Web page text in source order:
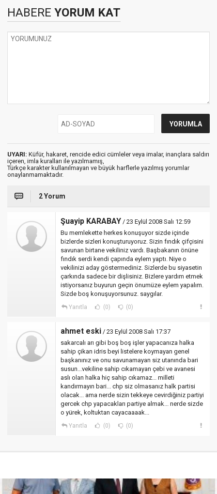
HABERE YORUM KAT
UYARI: Küfür, hakaret, rencide edici cümleler veya imalar, inançlara saldırı
içeren, imla kuralları ile yazılmamış,
Türkçe karakter kullanılmayan ve büyük harflerle yazılmış yorumlar
onaylanmamaktadır.
2 Yorum
Şuayip KARABAY / 23 Eylül 2008 Salı 12:59
Bu memlekette herkes konuşuyor sizde içinde
bizlerde sizleri konuşturuyoruz. Sizin fındık çifçisini
savunan birtane vekiliniz vardı. Başbakanın önüne
fındık serdi kendi çapında eylem yaptı. Niye o
vekilinizi aday göstermediniz. Sizlerde bu siyasetin
çarkında sadece bir dişlisiniz. Bizlere yardım etmek
istiyorsanız buyurun geçin önumüze eylem yapalım.
Sizde boş konuşuyorsunuz. saygılar.
Yanıtla (0) (0)
ahmet eski / 23 Eylül 2008 Salı 17:37
sakarcalı arı gibi boş boş işler yapacanıza halka
sahip çikan idris beyi listelere koymayan genel
başkanınız ve onu savunamayan siz utanında bari
susun...vekiline sahip cıkamayan çebi ve avanesi
aslı olan halka hiç sahip cıkamaz... milleti
kandırmayın bari... chp siz olmasanız halk partisi
olacak... ama nerde sizin tekkeye cevirdiğiniz partiyi
gercek chp yapacakları partiye almak... nerde sizde
o yürek, koltuktan cayacaaaak...
Yanıtla (0) (0)